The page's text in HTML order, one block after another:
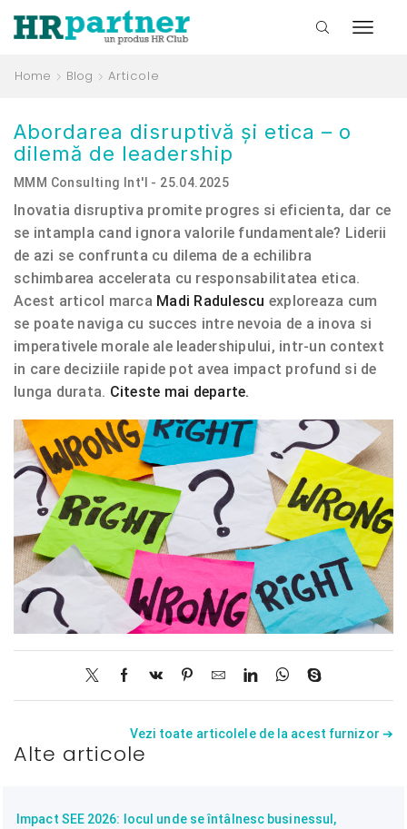
Home Blog Articole
Abordarea disruptivă și etica – o
dilemă de leadership
MMM Consulting Int'l - 25.04.2025
Inovatia disruptiva promite progres si eficienta, dar ce
se intampla cand ignora valorile fundamentale? Liderii
de azi se confrunta cu dilema de a echilibra
schimbarea accelerata cu responsabilitatea etica.
Acest articol marca Madi Radulescu exploreaza cum
se poate naviga cu succes intre nevoia de a inova si
imperativele morale ale leadershipului, intr-un context
in care deciziile rapide pot avea impact profund si de
lunga durata. Citeste mai departe.
Vezi toate articolele de la acest furnizor ➔
Alte articole
Impact SEE 2026: locul unde se întâlnesc businessul,